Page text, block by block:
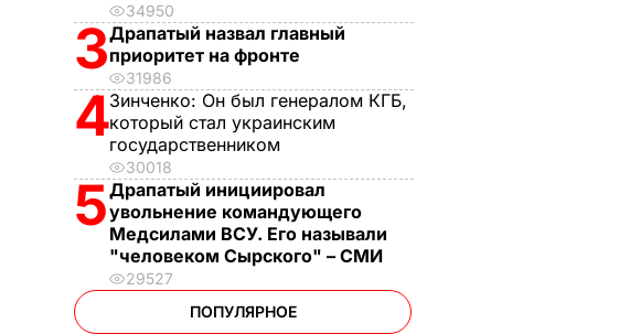
34950
3Драпатый назвал главный
приоритет на фронте
31986
4Зинченко: Он был генералом КГБ,
который стал украинским
государственником
30018
5Драпатый инициировал
увольнение командующего
Медсилами ВСУ. Его называли
"человеком Сырского" – СМИ
29527
ПОПУЛЯРНОЕ